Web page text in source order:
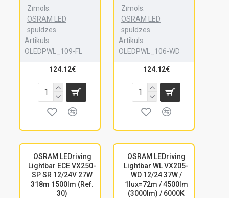
Zīmols:
OSRAM LED
spuldzes
Artikuls:
OLEDPWL_109-FL
124.12€
Zīmols:
OSRAM LED
spuldzes
Artikuls:
OLEDPWL_106-WD
124.12€
OSRAM LEDriving
Lightbar ECE VX250-
SP SR 12/24V 27W
318m 1500lm (Ref.
30)
OSRAM LEDriving
Lightbar WL VX205-
WD 12/24 37W /
1lux=72m / 4500lm
(3000lm) / 6000K